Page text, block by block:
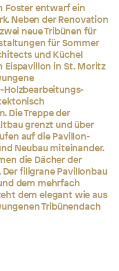
Foster entwarf ein
Neben der Renovation
neue Tribünen für
für Sommer
und Küchel
in St. Moritz
Holzbearbeitungs-
Die Treppe der
grenzt und über
auf die Pavillon-
Neubau miteinander.
die Dächer der
filigrane Pavillonbau
dem mehrfach
dem elegant wie aus
Tribünendach